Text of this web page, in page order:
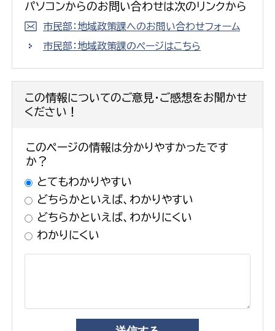
パソコンからのお問い合わせは次のリンクから
市民部：地域政策課へのお問い合わせフォーム
市民部：地域政策課のページはこちら
この情報についてのご意見・ご感想をお聞かせ
ください！
このページの情報は分かりやすかったです
か？
とてもわかりやすい
どちらかといえば、わかりやすい
どちらかといえば、わかりにくい
わかりにくい